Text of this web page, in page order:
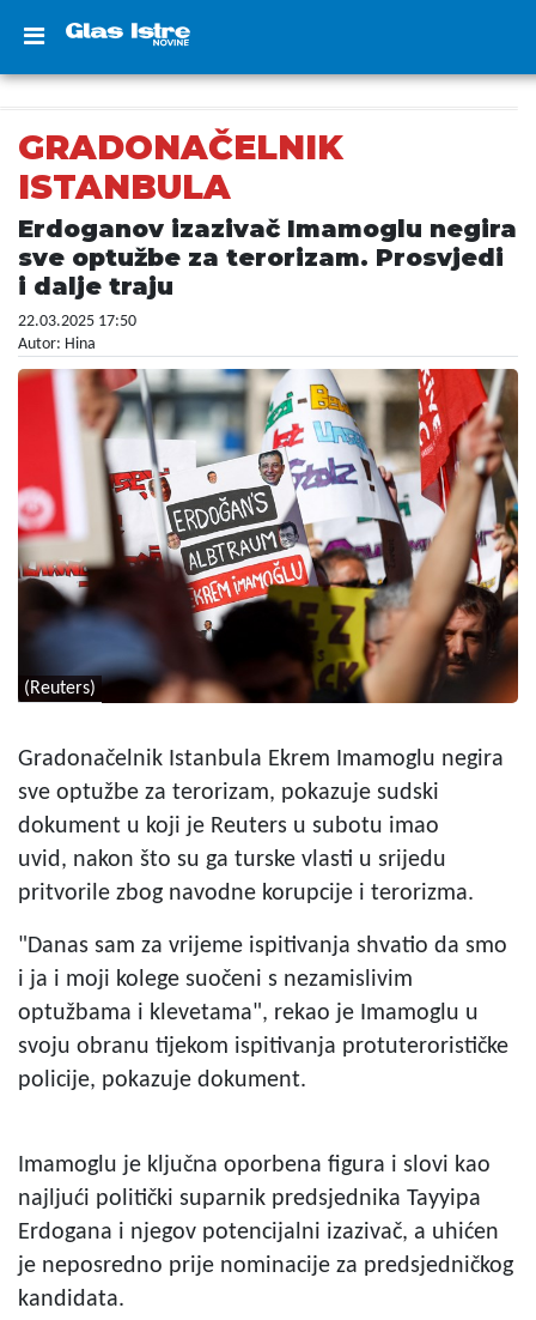
GRADONAČELNIK
ISTANBULA
Erdoganov izazivač Imamoglu negira
sve optužbe za terorizam. Prosvjedi
i dalje traju
22.03.2025 17:50
Autor: Hina
(Reuters)
Gradonačelnik Istanbula Ekrem Imamoglu negira
sve optužbe za terorizam, pokazuje sudski
dokument u koji je Reuters u subotu imao
uvid, nakon što su ga turske vlasti u srijedu
pritvorile zbog navodne korupcije i terorizma.
"Danas sam za vrijeme ispitivanja shvatio da smo
i ja i moji kolege suočeni s nezamislivim
optužbama i klevetama", rekao je Imamoglu u
svoju obranu tijekom ispitivanja protuterorističke
policije, pokazuje dokument.
Imamoglu je ključna oporbena figura i slovi kao
najljući politički suparnik predsjednika Tayyipa
Erdogana i njegov potencijalni izazivač, a uhićen
je neposredno prije nominacije za predsjedničkog
kandidata.